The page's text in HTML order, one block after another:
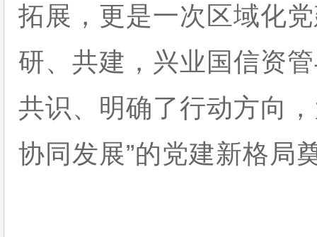
拓展，更是一次区域化
研、共建，兴业国信资
共识、明确了行动方向
协同发展”的党建新格局